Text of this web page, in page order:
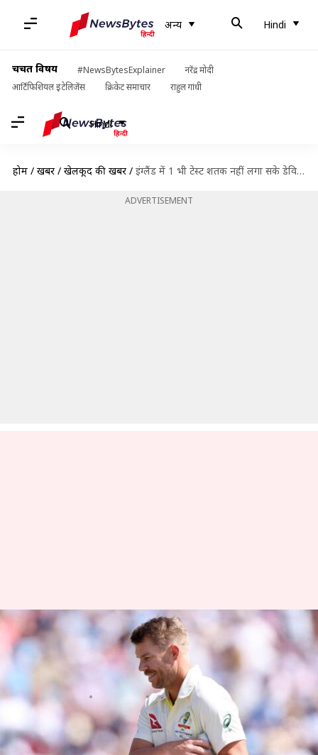
अन्य Hindi
चर्चित विषय #NewsBytesExplainer
नरेंद्र मोदी
आर्टिफिशियल इंटेलिजेंस
क्रिकेट समाचार राहुल गांधी
Hindi
होम / खबरें / खेलकूद की खबरें / इंग्लैंड में 1 भी टेस्ट शतक नहीं लगा सके डेविड वार्नर, जानिए उनके आंकड़े
ADVERTISEMENT
इंग्लैंड में 1 भी टेस्ट शतक नहीं लगा
सके डेविड वार्नर, जानिए उनके
आंकड़े
लेखन अंकित पसबोला 05:48 pm
क्या है खबर?